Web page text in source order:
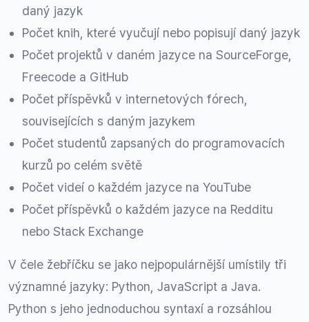
daný jazyk
Počet knih, které vyučují nebo popisují daný jazyk
Počet projektů v daném jazyce na SourceForge,
Freecode a GitHub
Počet příspěvků v internetových fórech,
souvisejících s daným jazykem
Počet studentů zapsaných do programovacích
kurzů po celém světě
Počet videí o každém jazyce na YouTube
Počet příspěvků o každém jazyce na Redditu
nebo Stack Exchange
V čele žebříčku se jako nejpopulárnější umístily tři
významné jazyky: Python, JavaScript a Java.
Python s jeho jednoduchou syntaxí a rozsáhlou